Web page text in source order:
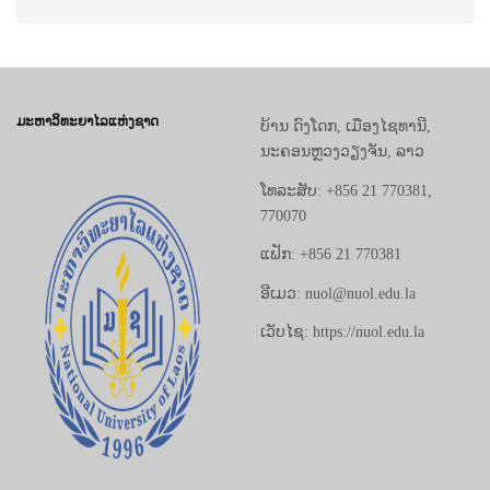
ມະຫາວິທະຍາໄລແຫ່ງຊາດ
ບ້ານ ດົງໂດກ, ເມືອງໄຊທານີ,
ນະຄອນຫຼວງວຽງຈັນ, ລາວ
ໂທລະສັບ: +856 21 770381,
770070
ແຟັກ: +856 21 770381
ອີເມວ: nuol@nuol.edu.la
ເວັບໄຊ: https://nuol.edu.la